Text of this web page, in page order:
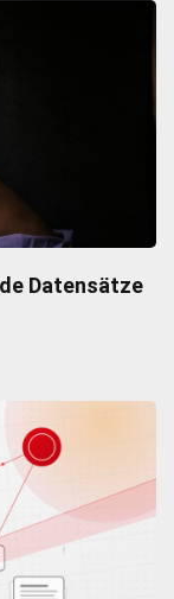
Datensätze